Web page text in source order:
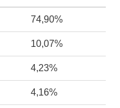
74,90%
10,07%
4,23%
4,16%